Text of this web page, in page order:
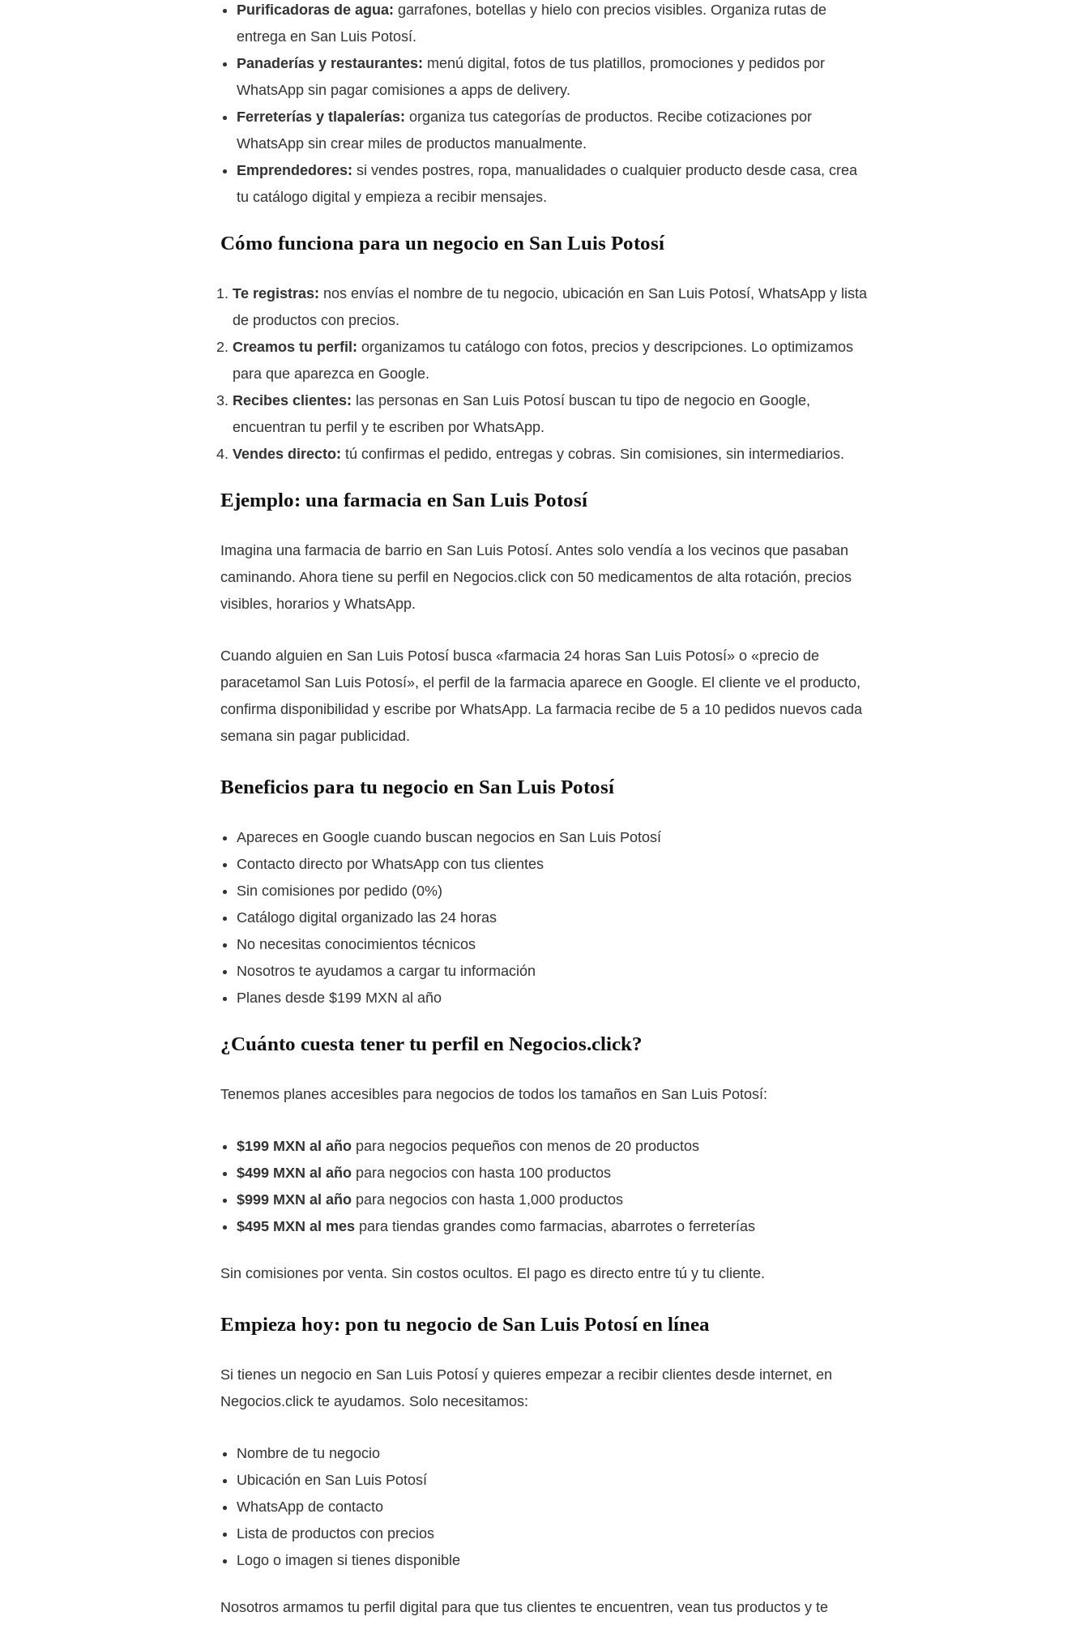
Purificadoras de agua: garrafones, botellas y hielo con precios visibles. Organiza rutas de
entrega en San Luis Potosí.
Panaderías y restaurantes: menú digital, fotos de tus platillos, promociones y pedidos por
WhatsApp sin pagar comisiones a apps de delivery.
Ferreterías y tlapalerías: organiza tus categorías de productos. Recibe cotizaciones por
WhatsApp sin crear miles de productos manualmente.
Emprendedores: si vendes postres, ropa, manualidades o cualquier producto desde casa, crea
tu catálogo digital y empieza a recibir mensajes.
Cómo funciona para un negocio en San Luis Potosí
Te registras: nos envías el nombre de tu negocio, ubicación en San Luis Potosí, WhatsApp y lista
de productos con precios.
Creamos tu perfil: organizamos tu catálogo con fotos, precios y descripciones. Lo optimizamos
para que aparezca en Google.
Recibes clientes: las personas en San Luis Potosí buscan tu tipo de negocio en Google,
encuentran tu perfil y te escriben por WhatsApp.
Vendes directo: tú confirmas el pedido, entregas y cobras. Sin comisiones, sin intermediarios.
Ejemplo: una farmacia en San Luis Potosí
Imagina una farmacia de barrio en San Luis Potosí. Antes solo vendía a los vecinos que pasaban
caminando. Ahora tiene su perfil en Negocios.click con 50 medicamentos de alta rotación, precios
visibles, horarios y WhatsApp.
Cuando alguien en San Luis Potosí busca «farmacia 24 horas San Luis Potosí» o «precio de
paracetamol San Luis Potosí», el perfil de la farmacia aparece en Google. El cliente ve el producto,
confirma disponibilidad y escribe por WhatsApp. La farmacia recibe de 5 a 10 pedidos nuevos cada
semana sin pagar publicidad.
Beneficios para tu negocio en San Luis Potosí
Apareces en Google cuando buscan negocios en San Luis Potosí
Contacto directo por WhatsApp con tus clientes
Sin comisiones por pedido (0%)
Catálogo digital organizado las 24 horas
No necesitas conocimientos técnicos
Nosotros te ayudamos a cargar tu información
Planes desde $199 MXN al año
¿Cuánto cuesta tener tu perfil en Negocios.click?
Tenemos planes accesibles para negocios de todos los tamaños en San Luis Potosí:
$199 MXN al año para negocios pequeños con menos de 20 productos
$499 MXN al año para negocios con hasta 100 productos
$999 MXN al año para negocios con hasta 1,000 productos
$495 MXN al mes para tiendas grandes como farmacias, abarrotes o ferreterías
Sin comisiones por venta. Sin costos ocultos. El pago es directo entre tú y tu cliente.
Empieza hoy: pon tu negocio de San Luis Potosí en línea
Si tienes un negocio en San Luis Potosí y quieres empezar a recibir clientes desde internet, en
Negocios.click te ayudamos. Solo necesitamos:
Nombre de tu negocio
Ubicación en San Luis Potosí
WhatsApp de contacto
Lista de productos con precios
Logo o imagen si tienes disponible
Nosotros armamos tu perfil digital para que tus clientes te encuentren, vean tus productos y te